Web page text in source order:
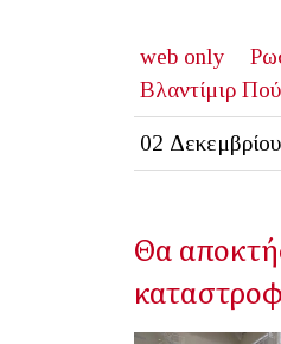
web only
Βλαντίμιρ
02
Θα